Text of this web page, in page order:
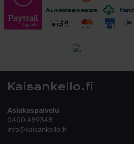
Kaisankello.fi
Asiakaspalvelu
0400 489348
info@kaisankello.fi